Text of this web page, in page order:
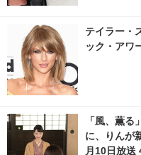
テイラー・
ック・アワ
「風、薫
に、りんが
月10日放